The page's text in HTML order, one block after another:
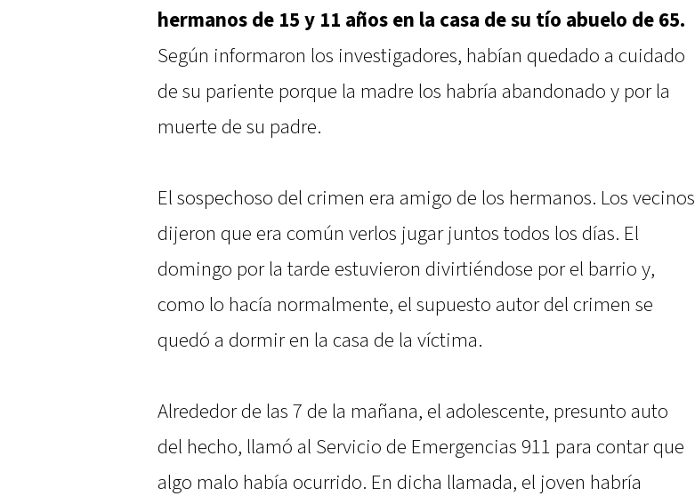
hermanos de 15 y 11 años en la casa de su tío abuelo de 65.
Según informaron los investigadores, habían quedado a cuidado
de su pariente porque la madre los habría abandonado y por la
muerte de su padre.
El sospechoso del crimen era amigo de los hermanos. Los vecinos
dijeron que era común verlos jugar juntos todos los días. El
domingo por la tarde estuvieron divirtiéndose por el barrio y,
como lo hacía normalmente, el supuesto autor del crimen se
quedó a dormir en la casa de la víctima.
Alrededor de las 7 de la mañana, el adolescente, presunto auto
del hecho, llamó al Servicio de Emergencias 911 para contar que
algo malo había ocurrido. En dicha llamada, el joven habría